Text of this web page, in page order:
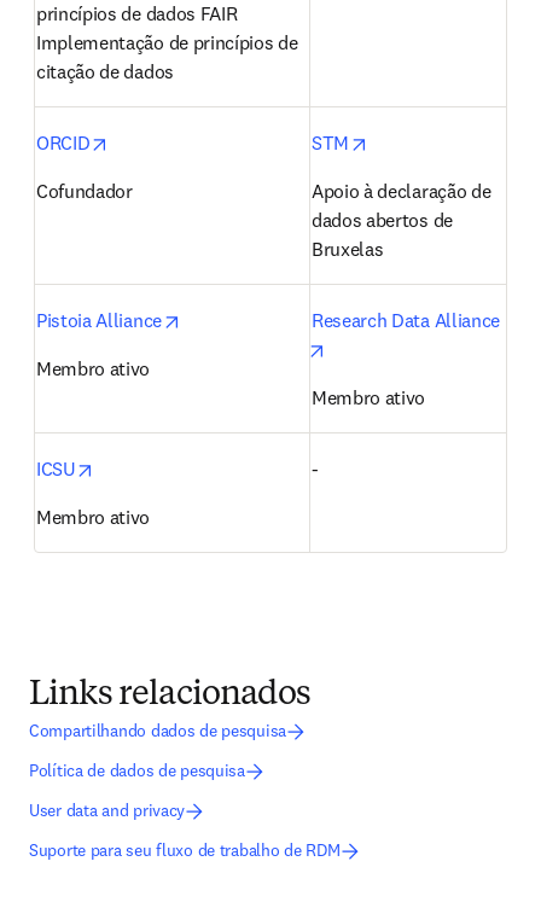
princípios de dados FAIR
Implementação de princípios de
citação de dados
ORCID opens in new tab/window
Cofundador
STM
Apoio à declaração de
dados abertos de
Bruxelas
Pistoia Alliance opens in new tab/window
Membro ativo
Research Data Alliance
Membro ativo
ICSU
Membro ativo
-
Links relacionados
Compartilhando dados de pesquisa
Política de dados de pesquisa
User data and privacy
Suporte para seu fluxo de trabalho de RDM